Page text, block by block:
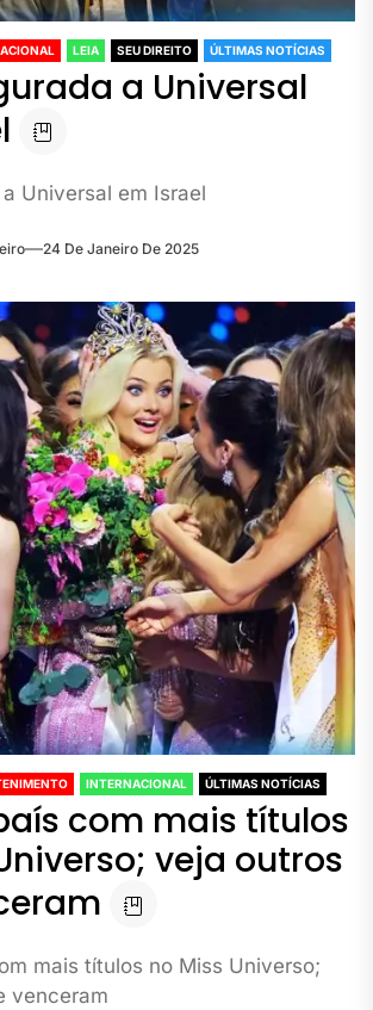
LEIA SEU DIREITO ÚLTIMAS NOTÍCIAS
a Universal
Universal em Israel
24 De Janeiro De 2025
INTERNACIONAL ÚLTIMAS NOTÍCIAS
com mais títulos
veja outros
mais títulos no Miss Universo;
venceram